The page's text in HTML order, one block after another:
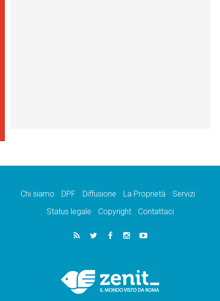
Chi siamo DPF Diffusione La Proprietà
Servizi
Status legale
Copyright Contattaci